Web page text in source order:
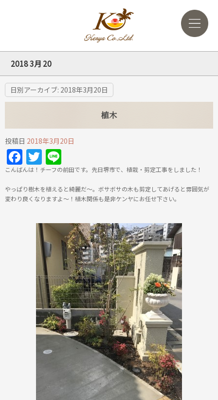
2018 3月 20
日別アーカイブ: 2018年3月20日
植木
投稿日 2018年3月20日
Facebook
Twitter
こんばんは！チーフの前田です。先日堺市で、植栽・剪定工事をしました！
やっぱり樹木を植えると綺麗だ～。ボサボサの木も剪定してあげると雰囲気が
変わり良くなりますよ～！植木関係も是非ケンヤにお任せ下さい。